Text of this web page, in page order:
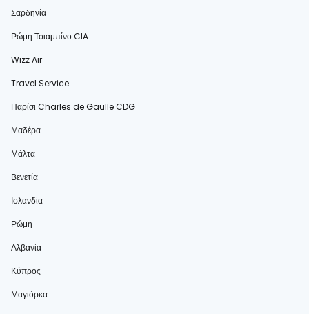
Σαρδηνία
Ρώμη Τσιαμπίνο CIA
Wizz Air
Travel Service
Παρίσι Charles de Gaulle CDG
Μαδέρα
Μάλτα
Βενετία
Ισλανδία
Ρώμη
Αλβανία
Κύπρος
Μαγιόρκα